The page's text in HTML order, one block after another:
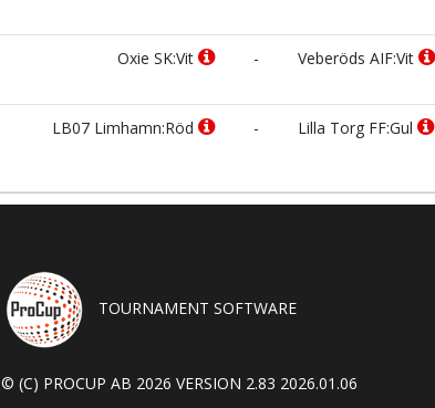
Oxie SK:Vit - Veberöds AIF:Vit
LB07 Limhamn:Röd - Lilla Torg FF:Gul
TOURNAMENT SOFTWARE
© (C) PROCUP AB 2026 VERSION 2.83 2026.01.06